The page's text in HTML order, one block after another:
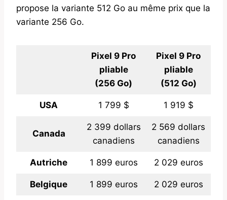
propose la variante 512 Go au même prix que la
variante 256 Go.
Pixel 9 Pro
pliable
(256 Go)
Pixel 9 Pro
pliable
(512 Go)
USA 1 799 $ 1 919 $
Canada
2 399 dollars
canadiens
2 569 dollars
canadiens
Autriche 1 899 euros 2 029 euros
Belgique 1 899 euros 2 029 euros